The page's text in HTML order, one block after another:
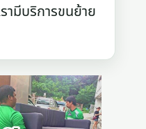
ามีบริการขนย้าย